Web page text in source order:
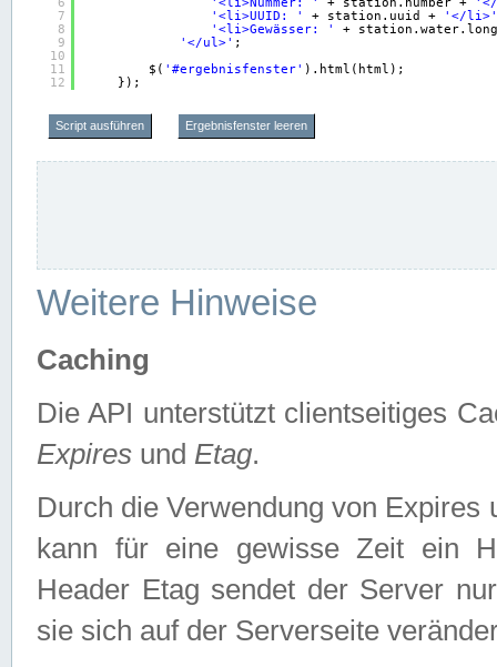
7
8
9
10
11
12
'<li>UUID: '
+ station.uuid +
'</li>'
'<li>Gewässer: '
+
'</ul>' ;
$( '#ergebnisfenster' ).html(html);
});
Script ausführen Ergebnisfenster leeren
Weitere Hinweise
Caching
Die API unterstützt clientseitiges
Expires und Etag.
Durch die Verwendung von
kann für eine gewisse Zeit ein
Header Etag sendet der Server
sie sich auf der Serverseite